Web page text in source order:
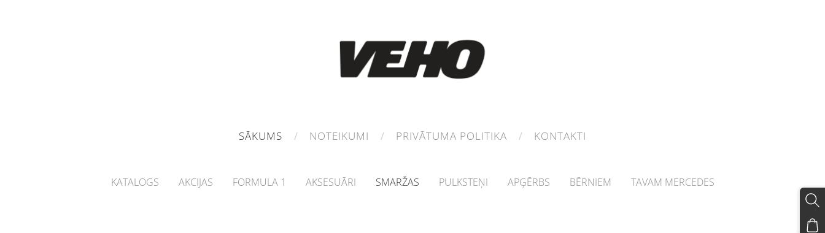
SĀKUMS NOTEIKUMI PRIVĀTUMA POLITIKA KONTAKTI
KATALOGS AKCIJAS FORMULA 1 AKSESUĀRI SMARŽAS PULKSTEŅI APĢĒRBS BĒRNIEM TAVAM MERCEDES